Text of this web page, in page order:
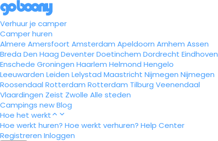
Verhuur je camper
Camper huren
Almere Amersfoort Amsterdam Apeldoorn Arnhem Assen
Breda Den Haag DeventerDoetinchem Dordrecht Eindhoven
Enschede Groningen Haarlem Helmond Hengelo
Leeuwarden Leiden Lelystad Maastricht Nijmegen Nijmegen
Roosendaal Rotterdam Rotterdam Tilburg Veenendaal
Vlaardingen Zeist Zwolle Alle steden
Campings newBlog
Hoe het werkt
Hoe werkt huren? Hoe werkt verhuren? Help Center
Registreren Inloggen